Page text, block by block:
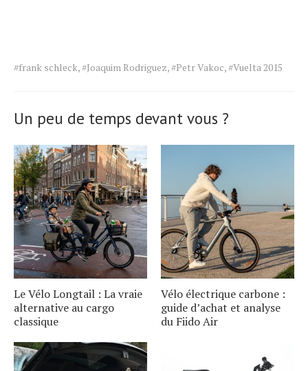
Tags
article.
#frank schleck,#Joaquim Rodriguez,#Petr Vakoc,#Vuelta 2015
Un peu de temps devant vous ?
Le Vélo Longtail : La vraie
alternative au cargo
classique
Vélo électrique carbone :
guide d’achat et analyse
du Fiido Air